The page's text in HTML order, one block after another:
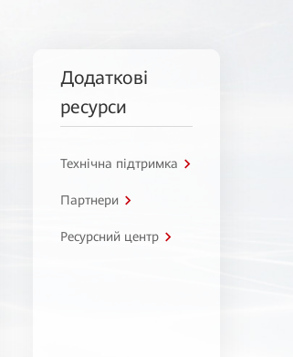
Додаткові
ресурси
Технічна підтримка
Партнери
Ресурсний центр